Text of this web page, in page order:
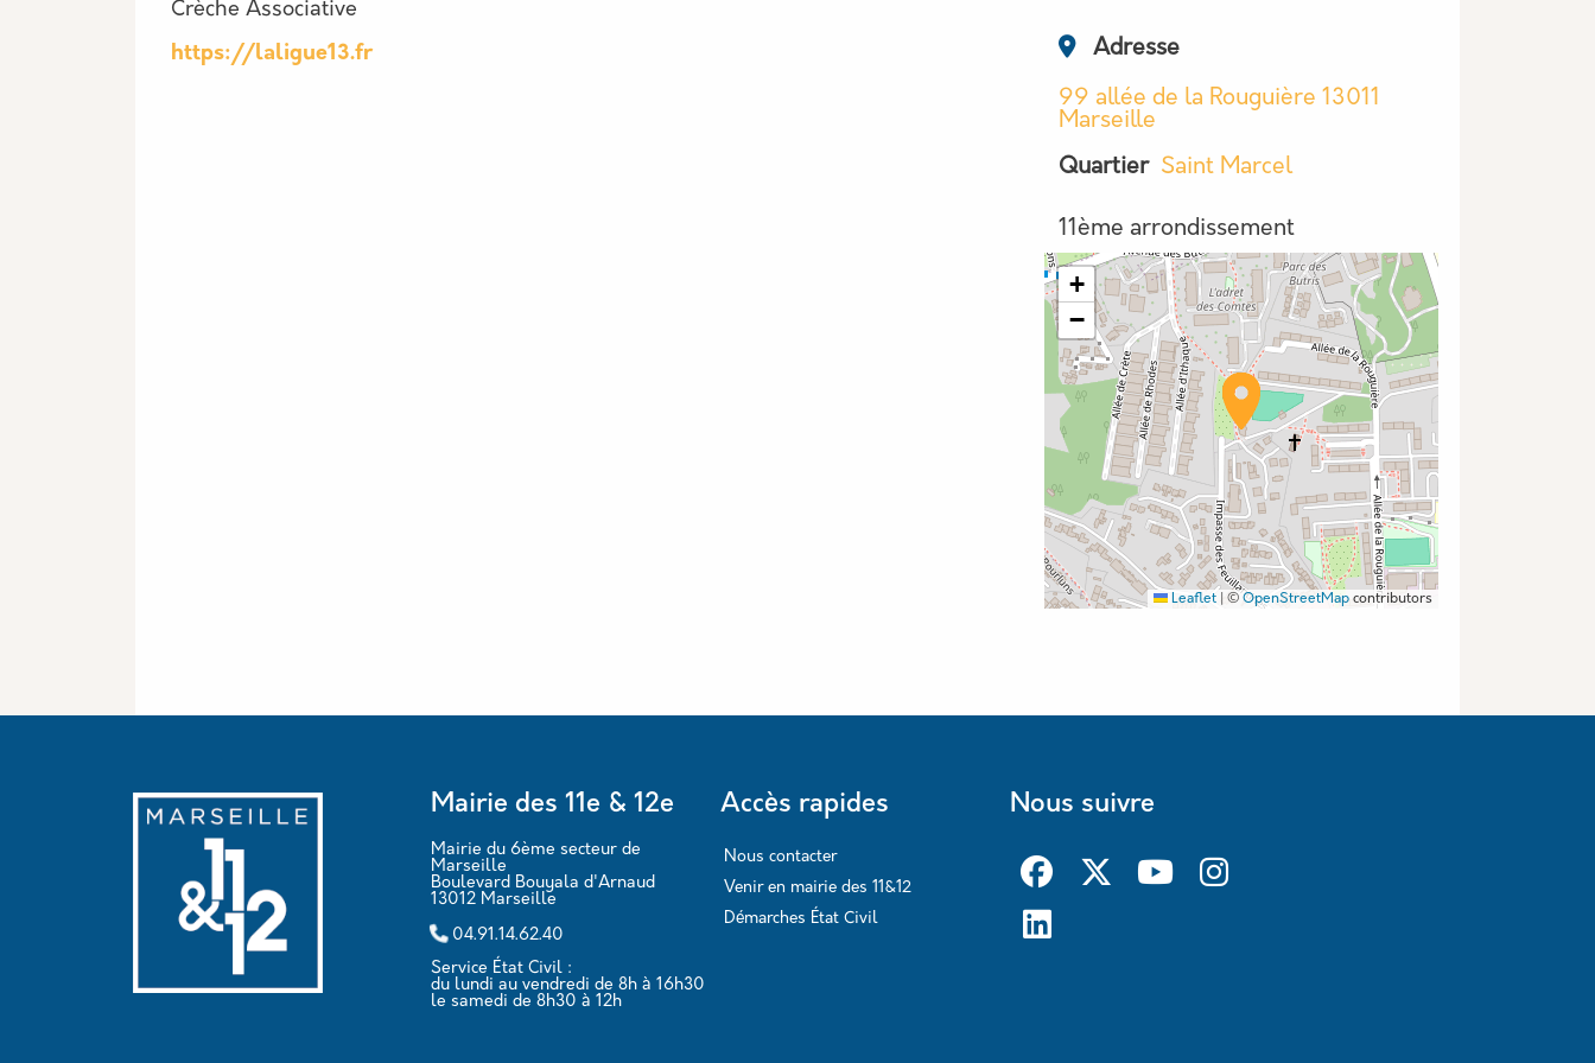
Crèche Associative
https://laligue13.fr
Adresse
99 allée de la Rouguière 13011
Marseille
Quartier Saint Marcel
Arrondissement
11ème arrondissement
+
−
Leaflet © OpenStreetMapcontributors
Mairie des 11e & 12e
Mairie du 6ème secteur de
Marseille
Boulevard Bouyala d'Arnaud
13012 Marseille
04.91.14.62.40
Service État Civil :
du lundi au vendredi de 8h à 16h30
le samedi de 8h30 à 12h
Accès rapides
Nous contacter
Venir en mairie des 11&12
Démarches État Civil
Nous suivre